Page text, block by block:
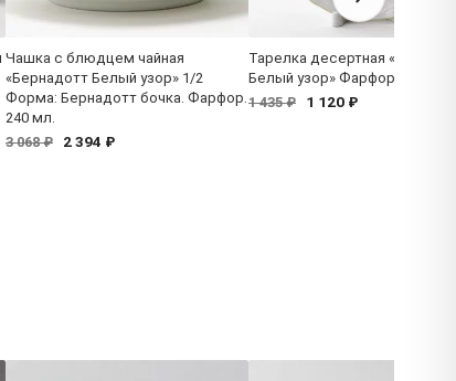
Чашка с блюдцем чайная
«Бернадотт Белый узор» 1/2
Форма: Бернадотт бочка. Фарфор.
240 мл.
3 068 ₽
2 394 ₽
Тарелка десертная
Белый узор» Фарфор. 190 мм.
1 435 ₽
1 120 ₽